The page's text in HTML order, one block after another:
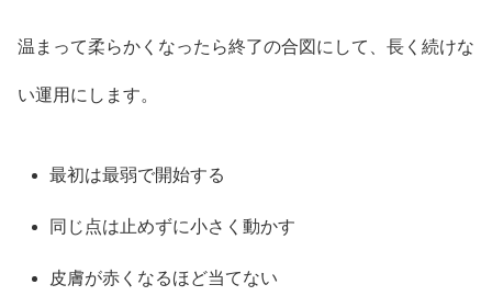
温まって柔らかくなったら終了の合図にして、長く続けな
い運用にします。
最初は最弱で開始する
同じ点は止めずに小さく動かす
皮膚が赤くなるほど当てない